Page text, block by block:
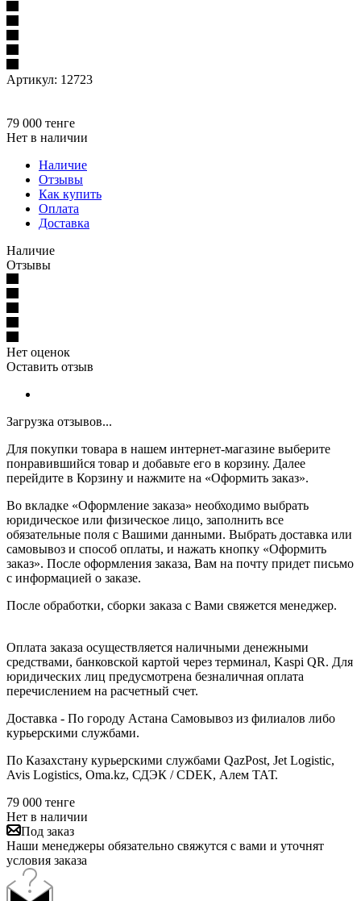
Артикул: 12723
79 000 тенге
Нет в наличии
Наличие
Отзывы
Как купить
Оплата
Доставка
Наличие
Отзывы
Нет оценок
Оставить отзыв
Загрузка отзывов...
Для покупки товара в нашем интернет-магазине выберите
понравившийся товар и добавьте его в корзину. Далее
перейдите в Корзину и нажмите на «Оформить заказ».
Во вкладке «Оформление заказа» необходимо выбрать
юридическое или физическое лицо, заполнить все
обязательные поля с Вашими данными. Выбрать доставка или
самовывоз и способ оплаты, и нажать кнопку «Оформить
заказ». После оформления заказа, Вам на почту придет письмо
с информацией о заказе.
После обработки, сборки заказа с Вами свяжется менеджер.
Оплата заказа осуществляется наличными денежными
средствами, банковской картой через терминал, Kaspi QR. Для
юридических лиц предусмотрена безналичная оплата
перечислением на расчетный счет.
Доставка - По городу Астана Самовывоз из филиалов либо
курьерскими службами.
По Казахстану курьерскими службами QazPost, Jet Logistic,
Avis Logistics, Oma.kz, СДЭК / CDEK, Алем ТАТ.
79 000 тенге
Нет в наличии
Под заказ
Наши менеджеры обязательно свяжутся с вами и уточнят
условия заказа